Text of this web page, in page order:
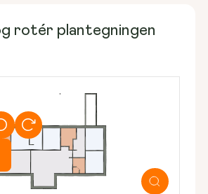
rotér plantegningen